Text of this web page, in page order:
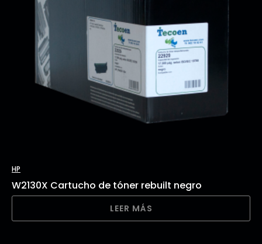
HP
W2130X Cartucho de tóner rebuilt negro
LEER MÁS